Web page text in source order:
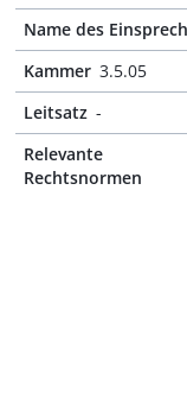
Name des
Kammer 3.5.05
Leitsatz -
Relevante
Rechtsnormen